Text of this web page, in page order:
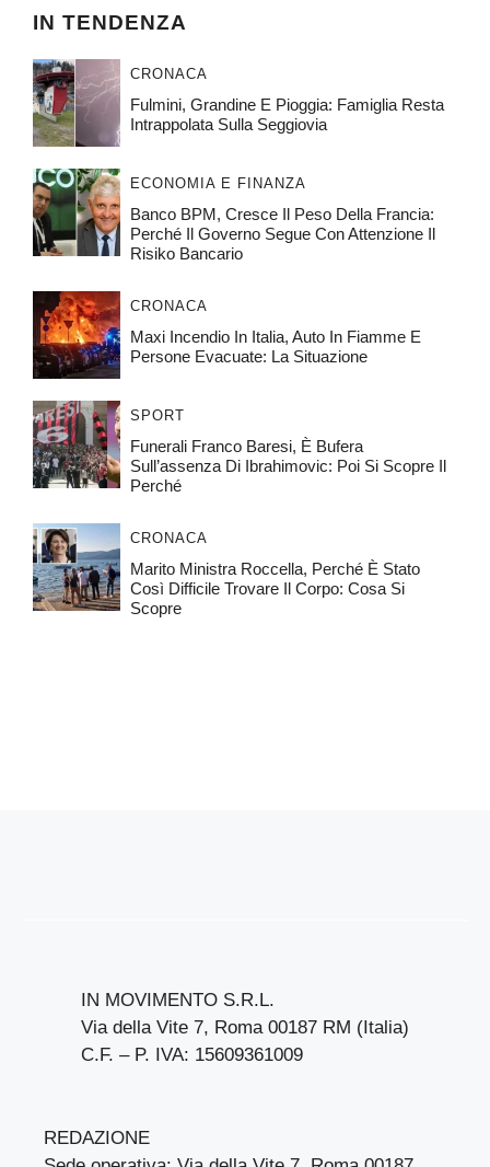
IN TENDENZA
CRONACA
Fulmini, Grandine E Pioggia: Famiglia Resta
Intrappolata Sulla Seggiovia
ECONOMIA E FINANZA
Banco BPM, Cresce Il Peso Della Francia:
Perché Il Governo Segue Con Attenzione Il
Risiko Bancario
CRONACA
Maxi Incendio In Italia, Auto In Fiamme E
Persone Evacuate: La Situazione
SPORT
Funerali Franco Baresi, È Bufera
Sull’assenza Di Ibrahimovic: Poi Si Scopre Il
Perché
CRONACA
Marito Ministra Roccella, Perché È Stato
Così Difficile Trovare Il Corpo: Cosa Si
Scopre
IN MOVIMENTO S.R.L.
Via della Vite 7, Roma 00187 RM (Italia)
C.F. – P. IVA: 15609361009
REDAZIONE